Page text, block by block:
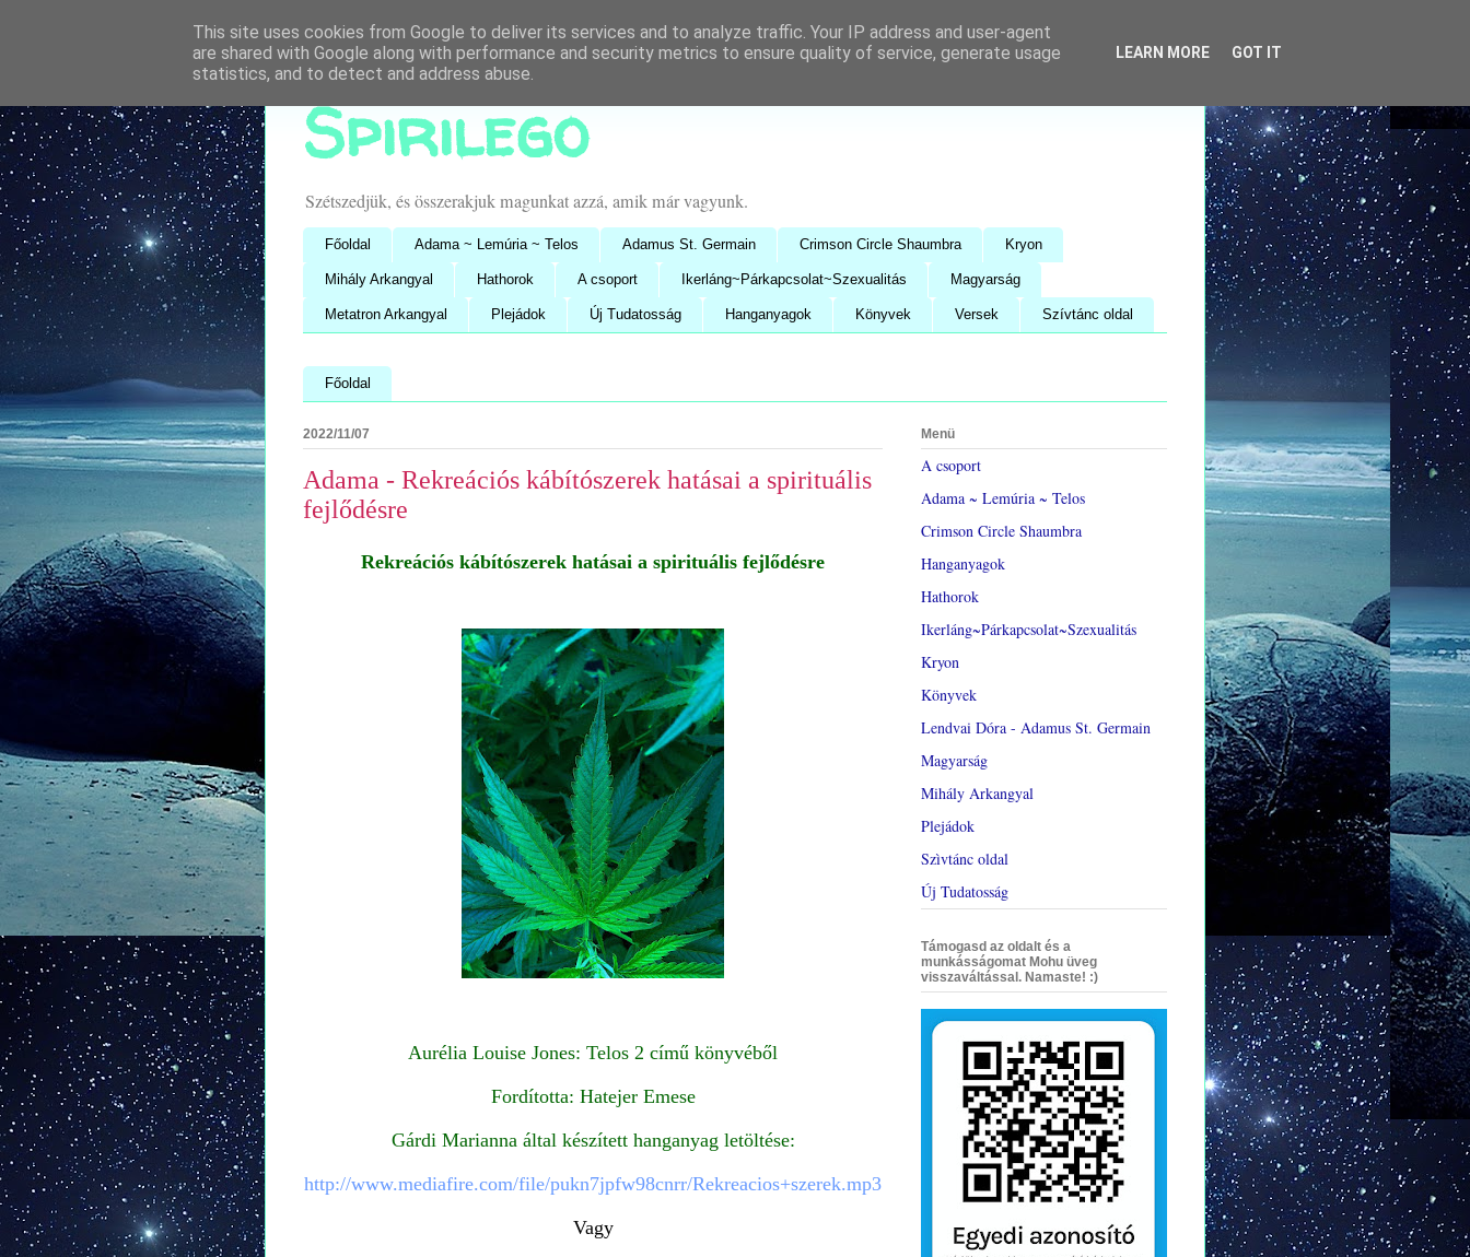
Spirilego
Szétszedjük, és összerakjuk magunkat azzá, amik már vagyunk.
Főoldal Adama ~ Lemúria ~ Telos Adamus St. Germain Crimson Circle Shaumbra Kryon
Mihály Arkangyal Hathorok A csoport Ikerláng~Párkapcsolat~Szexualitás Magyarság
Metatron Arkangyal Plejádok Új Tudatosság Hanganyagok Könyvek Versek Szívtánc oldal
Főoldal
2022/11/07
Adama - Rekreációs kábítószerek hatásai a spirituális
fejlődésre
Rekreációs kábítószerek hatásai a spirituális fejlődésre
Aurélia Louise Jones: Telos 2 című könyvéből
Fordította: Hatejer Emese
Gárdi Marianna által készített hanganyag letöltése:
http://www.mediafire.com/file/pukn7jpfw98cnrr/Rekreacios+szerek.mp3
Vagy
Menü
A csoport
Adama ~ Lemúria ~ Telos
Crimson Circle Shaumbra
Hanganyagok
Hathorok
Ikerláng~Párkapcsolat~Szexualitás
Kryon
Könyvek
Lendvai Dóra - Adamus St. Germain
Magyarság
Mihály Arkangyal
Plejádok
Szìvtánc oldal
Új Tudatosság
Támogasd az oldalt és a
munkásságomat Mohu üveg
visszaváltással. Namaste! :)
This site uses cookies from Google to deliver its services and to analyze traffic. Your IP address and user-agent
are shared with Google along with performance and security metrics to ensure quality of service, generate usage
statistics, and to detect and address abuse.
LEARN MORE GOT IT